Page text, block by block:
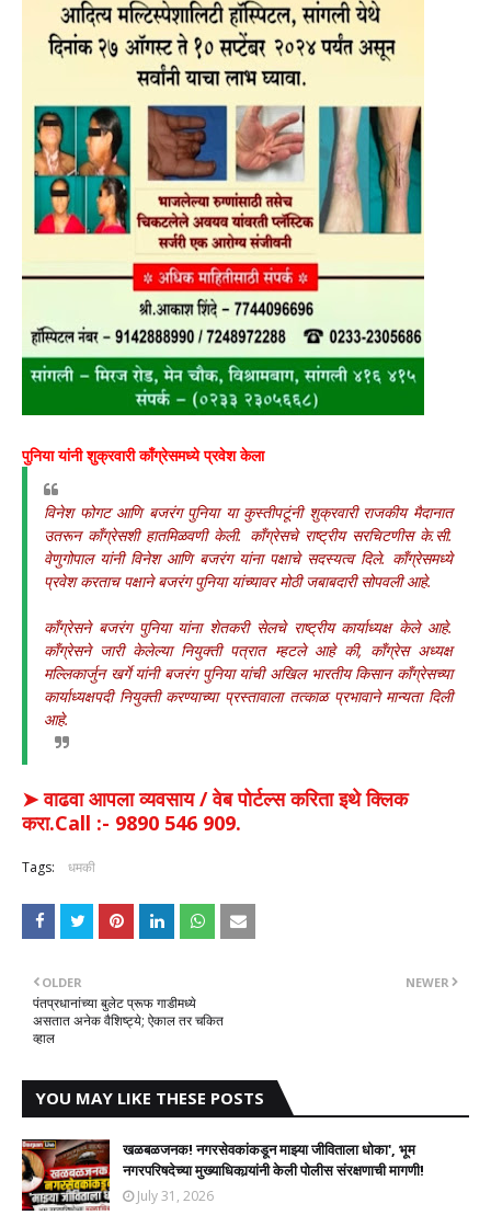
पुनिया यांनी शुक्रवारी काँग्रेसमध्ये प्रवेश केला
विनेश फोगट आणि बजरंग पुनिया या कुस्तीपटूंनी शुक्रवारी राजकीय मैदानात
उतरून काँग्रेसशी हातमिळवणी केली. काँग्रेसचे राष्ट्रीय सरचिटणीस के.सी.
वेणुगोपाल यांनी विनेश आणि बजरंग यांना पक्षाचे सदस्यत्व दिले. काँग्रेसमध्ये
प्रवेश करताच पक्षाने बजरंग पुनिया यांच्यावर मोठी जबाबदारी सोपवली आहे.
काँग्रेसने बजरंग पुनिया यांना शेतकरी सेलचे राष्ट्रीय कार्याध्यक्ष केले आहे.
काँग्रेसने जारी केलेल्या नियुक्ती पत्रात म्हटले आहे की, काँग्रेस अध्यक्ष
मल्लिकार्जुन खर्गे यांनी बजरंग पुनिया यांची अखिल भारतीय किसान काँग्रेसच्या
कार्याध्यक्षपदी नियुक्ती करण्याच्या प्रस्तावाला तत्काळ प्रभावाने मान्यता दिली
आहे.
➤ वाढवा आपला व्यवसाय / वेब पोर्टल्स करिता इथे क्लिक
करा.Call :- 9890 546 909.
Tags: धमकी
NEWER
OLDER
पंतप्रधानांच्या बुलेट प्रूफ गाडीमध्ये
असतात अनेक वैशिष्ट्ये; ऐकाल तर चकित
व्हाल
YOU MAY LIKE THESE POSTS
खळबळजनक! नगरसेवकांकडून माझ्या जीविताला धोका', भूम
नगरपरिषदेच्या मुख्याधिकार्‍यांनी केली पोलीस संरक्षणाची मागणी!
July 31, 2026